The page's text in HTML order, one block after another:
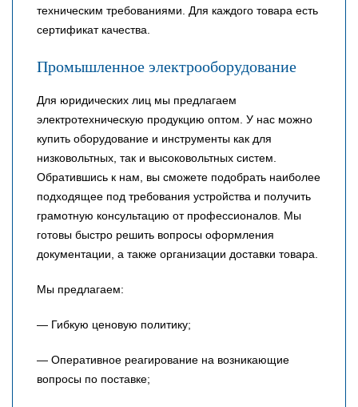
техническим требованиями. Для каждого товара есть
сертификат качества.
Промышленное электрооборудование
Для юридических лиц мы предлагаем
электротехническую продукцию оптом. У нас можно
купить оборудование и инструменты как для
низковольтных, так и высоковольтных систем.
Обратившись к нам, вы сможете подобрать наиболее
подходящее под требования устройства и получить
грамотную консультацию от профессионалов. Мы
готовы быстро решить вопросы оформления
документации, а также организации доставки товара.
Мы предлагаем:
— Гибкую ценовую политику;
— Оперативное реагирование на возникающие
вопросы по поставке;